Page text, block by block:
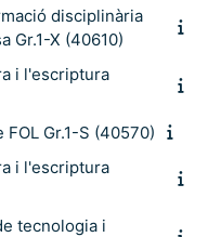
disciplinària
Gr.1-X (40610)
i l'escriptura
Gr.1-S (40570)
i l'escriptura
tecnologia i